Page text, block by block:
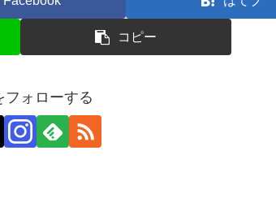
コピー
フォローする